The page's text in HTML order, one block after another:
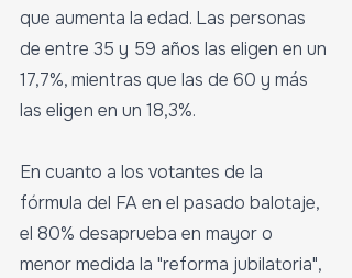
que aumenta la edad. Las personas
de entre 35 y 59 años las eligen en un
17,7%, mientras que las de 60 y más
las eligen en un 18,3%.
En cuanto a los votantes de la
fórmula del FA en el pasado balotaje,
el 80% desaprueba en mayor o
menor medida la "reforma jubilatoria",